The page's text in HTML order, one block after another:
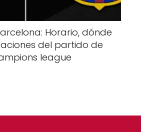
Horario, dónde
del partido de
league